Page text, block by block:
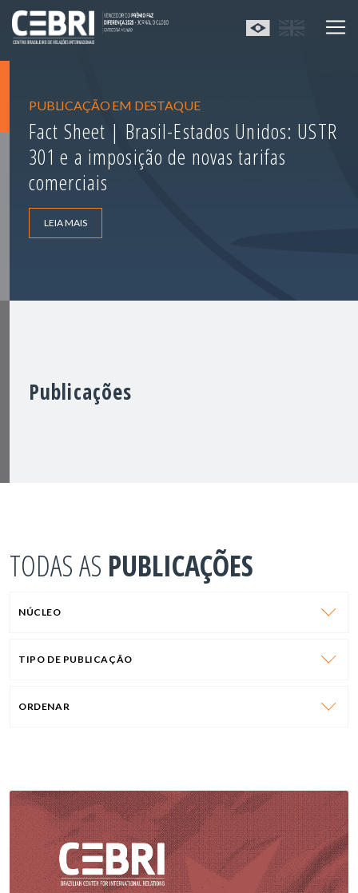
PUBLICAÇÃO EM DESTAQUE
Fact Sheet | Brasil-Estados Unidos: USTR
301 e a imposição de novas tarifas
comerciais
LEIA MAIS
Publicações
TODAS AS PUBLICAÇÕES
NÚCLEO
TIPO DE PUBLICAÇÃO
ORDENAR